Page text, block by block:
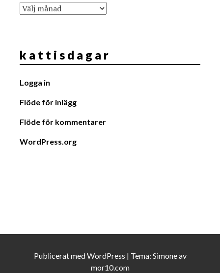
Arkiv
k a t t i s d a g a r
Logga in
Flöde för inlägg
Flöde för kommentarer
WordPress.org
Publicerat medWordPress | Tema: Simoneav
mor10.com